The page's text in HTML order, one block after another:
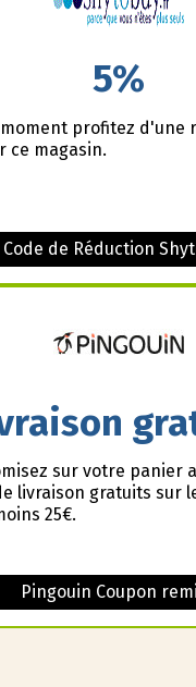
5%
moment profitez d'une
ce magasin.
Code de Réduction
sur votre panier
livraison gratuits sur
25€.
Pingouin Coupon